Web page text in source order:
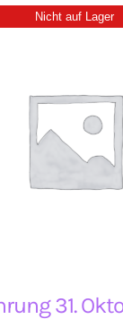
Nicht auf Lager
31.